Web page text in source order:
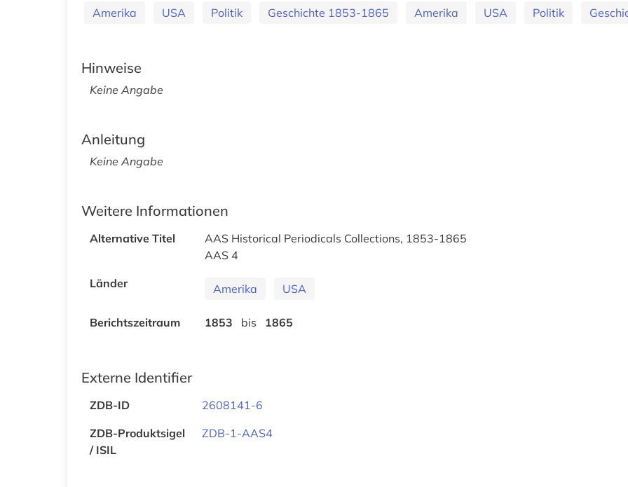
Amerika USA Politik Geschichte 1853-1865 Amerika USA Politik
Hinweise
Keine Angabe
Anleitung
Keine Angabe
Weitere Informationen
Alternative Titel
AAS Historical Periodicals Collections, 1853-1865
AAS 4
Länder
Amerika USA
Berichtszeitraum 1853 bis 1865
Externe Identifier
ZDB-ID
2608141-6
ZDB-Produktsigel
/ ISIL
ZDB-1-AAS4